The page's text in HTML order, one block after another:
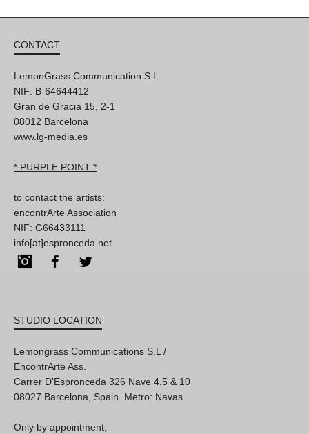
CONTACT
LemonGrass Communication S.L
NIF: B-64644412
Gran de Gracia 15, 2-1
08012 Barcelona
www.lg-media.es
* PURPLE POINT *
to contact the artists:
encontrArte Association
NIF: G66433111
info[at]espronceda.net
InstagramFacebook
STUDIO LOCATION
Lemongrass Communications S.L /
EncontrArte Ass.
Carrer D'Espronceda 326 Nave 4,5 & 10
08027 Barcelona, Spain. Metro: Navas
Only by appointment,